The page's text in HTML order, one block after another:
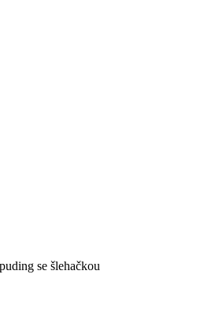
se šlehačkou